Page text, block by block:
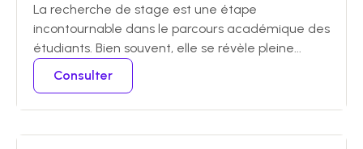
La recherche de stage est une étape
incontournable dans le parcours académique des
étudiants. Bien souvent, elle se révèle pleine...
Consulter